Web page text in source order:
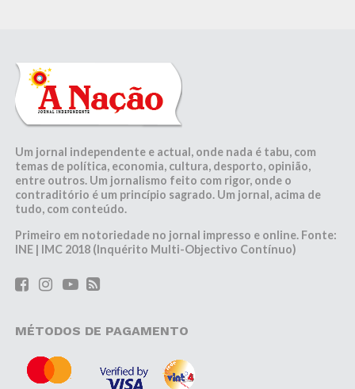
Um jornal independente e actual, onde nada é tabu, com
temas de política, economia, cultura, desporto, opinião,
entre outros. Um jornalismo feito com rigor, onde o
contraditório é um princípio sagrado. Um jornal, acima de
tudo, com conteúdo.
Primeiro em notoriedade no jornal impresso e online. Fonte:
INE | IMC 2018 (Inquérito Multi-Objectivo Contínuo)
MÉTODOS DE PAGAMENTO